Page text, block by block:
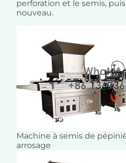
perforation et le semis,
nouveau.
Machine à semis de
arrosage